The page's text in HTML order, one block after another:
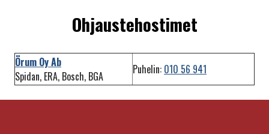
Ohjaustehostimet
Örum Oy Ab
Spidan, ERA, Bosch, BGA
Puhelin: 010 56 941